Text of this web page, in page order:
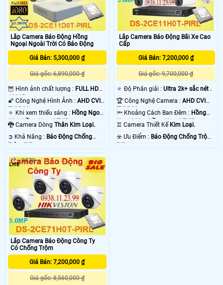
Lắp Camera Báo Động Hồng
Ngoại Ngoài Trời Có Báo Động
Giá Bán: 5,300,000 ₫
Giá gốc: 6,890,000 ₫
🦉 Hình ảnh chất lượng : FULL HD
1080P .
🌠 Công Nghệ Hình Ảnh : AHD CVI
TVI BCS.
🔅 Khi xem thiếu sáng : Hồng Ngoại
20m Hồng Ngoại EXIR.
🐉️ Camera Dòng Thân Kim Loại.
️➲ Khả Năng : Báo Động Chống
Trộm PIR.
Lắp Camera Báo Động Bãi Xe Cao
Cấp
Giá Bán: 7,200,000 ₫
Giá gốc: 9,700,000 ₫
🔅 Độ Phân giải :Ultra 2k+ sắc nét .
🏆 Công Nghệ Camera :AHD CVI
TVI BCS.
🔦 Khoảng Cách Ban Đêm : Hồng
Ngoại 20m Hồng Ngoại EXIR.
♊ Camera Thiết Kế Kim Loại.
️☣️ Ưu Điểm : Báo Động Chống Trộm
PIR.
Lắp Camera Báo Động Công Ty
Có Chống Trộm
Giá Bán: 7,200,000 ₫
Giá gốc: 8,560,000 ₫
9979